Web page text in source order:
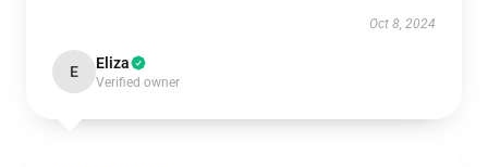
Oct 8, 2024
E Eliza
Verified owner